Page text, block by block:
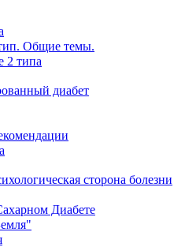
Общие темы.
2 типа
диабет
сторона болезни
Диабете